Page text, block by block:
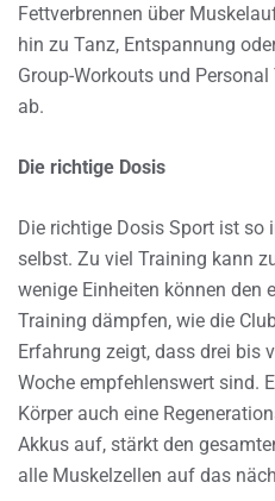
Fettverbrennen über
hin zu Tanz, Entspannung
Group-Workouts und
ab.
Die richtige Dosis
Die richtige Dosis Sport ist so
selbst. Zu viel Training kann
wenige Einheiten können den
Training dämpfen, wie die
Erfahrung zeigt, dass drei bis
Woche empfehlenswert sind.
Körper auch eine
Akkus auf, stärkt den
alle Muskelzellen auf das